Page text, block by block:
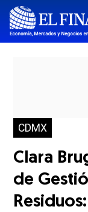
CDMX
Clara
de